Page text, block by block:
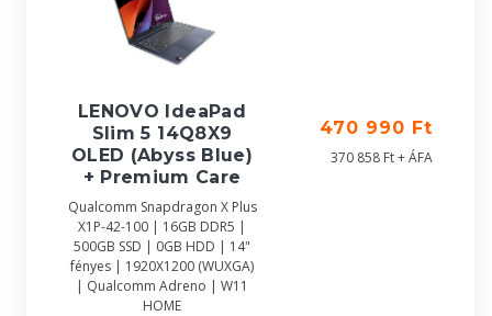
LENOVO IdeaPad
Slim 5 14Q8X9
OLED (Abyss Blue)
+ Premium Care
Qualcomm Snapdragon X Plus
X1P-42-100 | 16GB DDR5 |
500GB SSD | 0GB HDD | 14"
fényes | 1920X1200 (WUXGA)
| Qualcomm Adreno | W11
HOME
470 990 Ft
370 858 Ft + ÁFA